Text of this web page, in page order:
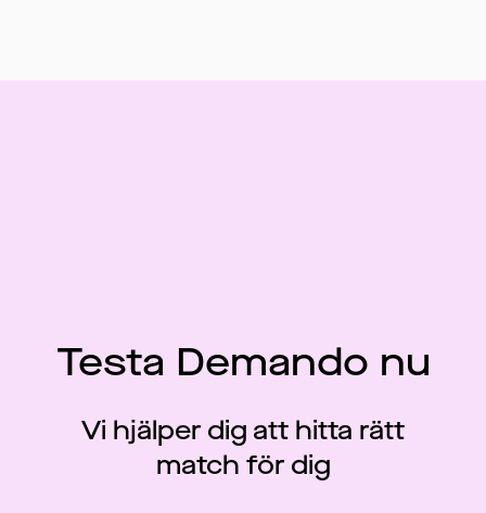
Testa Demando nu
Vi hjälper dig att hitta rätt
match för dig